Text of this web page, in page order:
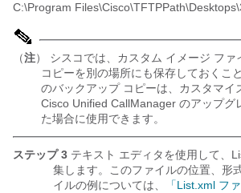
C:\Program
（注） シスコでは、カスタム イメージ ファ
コピーを別の場所にも保存しておくこ
のバックアップ コピーは、カスタマイ
Cisco Unified CallManager のアップグ
た場合に使用できます。
ステップ 3 テキスト エディタを使用して、
集します。このファイルの位置、形
イルの例については、
「List.xml フ